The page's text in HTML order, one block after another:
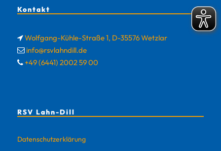
Kontakt
Wolfgang-Kühle-Straße 1, D-35576 Wetzlar
info@rsvlahndill.de
+49 (6441) 2002 59 00
RSV Lahn-Dill
Datenschutzerklärung